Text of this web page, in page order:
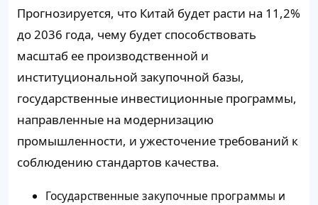
Прогнозируется, что Китай будет расти на 11,2%
до 2036 года, чему будет способствовать
масштаб ее производственной и
институциональной закупочной базы,
государственные инвестиционные программы,
направленные на модернизацию
промышленности, и ужесточение требований к
соблюдению стандартов качества.
Государственные закупочные программы и